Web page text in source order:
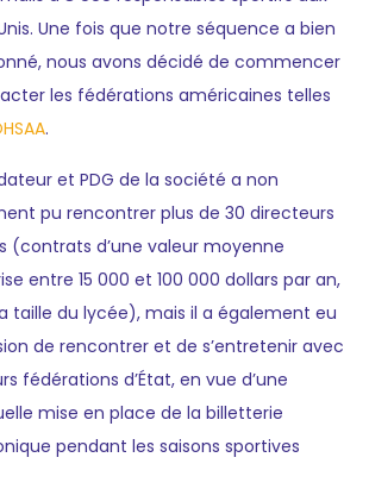
Une fois que notre séquence a bien
nous avons décidé de commencer
les fédérations américaines telles
.
et PDG de la société a non
pu rencontrer plus de 30 directeurs
(contrats d’une valeur moyenne
entre 15 000 et 100 000 dollars par an,
taille du lycée), mais il a également eu
de rencontrer et de s’entretenir avec
fédérations d’État, en vue d’une
mise en place de la billetterie
pendant les saisons sportives